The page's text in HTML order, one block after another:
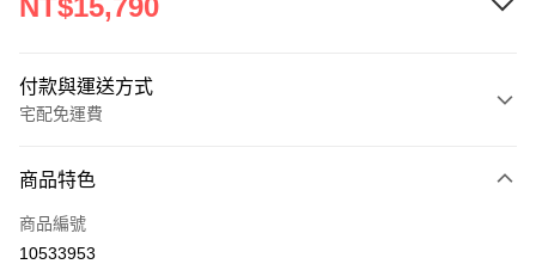
NT$15,790
付款與運送方式
宅配免運費
icash Pay
信用卡一次付款
商品特色
商品編號
10533953